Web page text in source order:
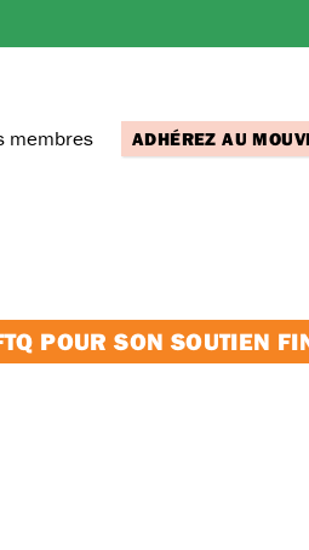
membres ADHÉREZ AU
POUR SON SOUTIEN